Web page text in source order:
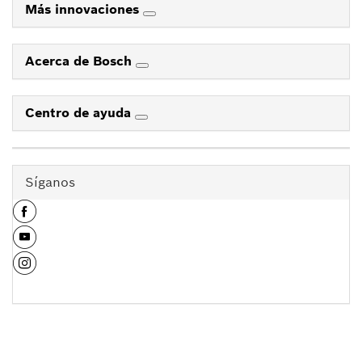
Más innovaciones
Acerca de Bosch
Centro de ayuda
Síganos